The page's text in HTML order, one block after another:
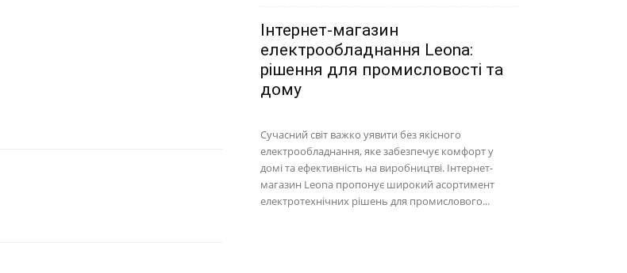
Інтернет-магазин
електрообладнання Leona:
рішення для промисловості та
дому
Сучасний світ важко уявити без якісного
електрообладнання, яке забезпечує комфорт у
домі та ефективність на виробництві. Інтернет-
магазин Leona пропонує широкий асортимент
електротехнічних рішень для промислового...